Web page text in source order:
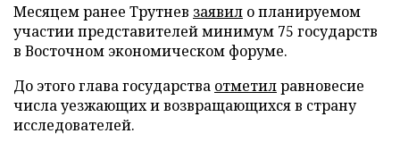
Месяцем ранее Трутнев заявил о планируемом
участии представителей минимум 75 государств
в Восточном экономическом форуме.
До этого глава государства отметилравновесие
числа уезжающих и возвращающихся в страну
исследователей.